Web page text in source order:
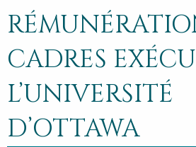
CADRES
L’UNIVERSITÉ
D’OTTAWA